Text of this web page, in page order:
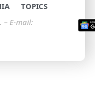
TOPICS
– E-mail: